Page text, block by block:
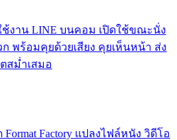
ช้งาน LINE บนคอม เปิดใช้ขณะนั่ง
พร้อมคุยด้วยเสียง คุยเห็นหน้า ส่ง
สม่ำเสมอ
Format Factory แปลงไฟล์หนัง วิดีโอ